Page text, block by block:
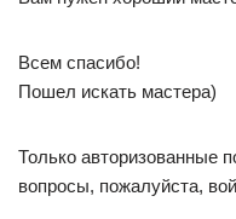
Всем спасибо!
Пошел искать мастера)
Только авторизованные
вопросы, пожалуйста,